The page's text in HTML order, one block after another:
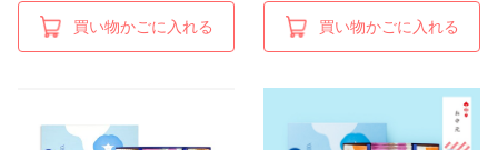
買い物かごに入れる 買い物かごに入れる